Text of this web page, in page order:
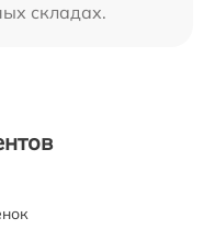
складах.